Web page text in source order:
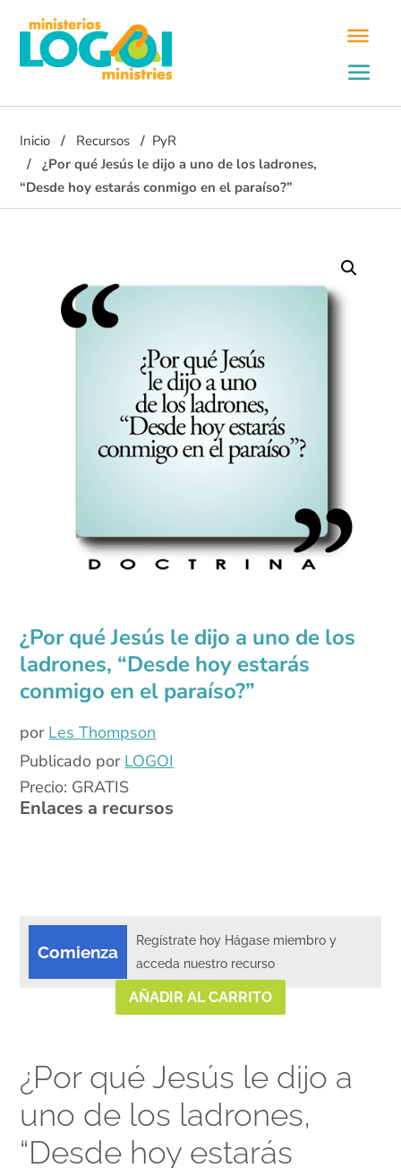
Inicio Recursos
PyR
¿Por qué Jesús le dijo a uno de los ladrones,
“Desde hoy estarás conmigo en el paraíso?”
¿Por qué Jesús le dijo a uno de los
ladrones, “Desde hoy estarás
conmigo en el paraíso?”
por Les Thompson
Publicado por LOGOI
Precio: GRATIS
Enlaces a recursos
Comienza
Regístrate hoy Hágase miembro y
acceda nuestro recurso
AÑADIR AL CARRITO
¿Por qué Jesús le dijo a
uno de los ladrones,
“Desde hoy estarás